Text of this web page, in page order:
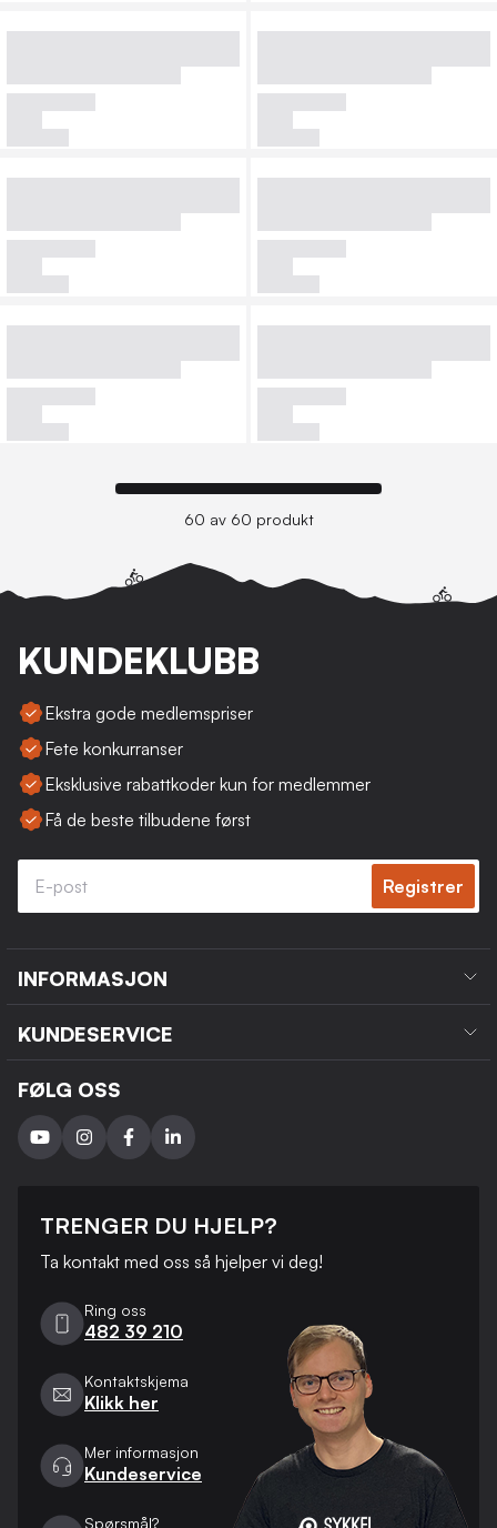
60 av 60 produkt
KUNDEKLUBB
Ekstra gode medlemspriser
Fete konkurranser
Eksklusive rabattkoder kun for medlemmer
Få de beste tilbudene først
Registrer
INFORMASJON
KUNDESERVICE
FØLG OSS
TRENGER DU HJELP?
Ta kontakt med oss ​​så hjelper vi deg!
Ring oss
482 39 210
Kontaktskjema
Klikk her
Mer informasjon
Kundeservice
Spørsmål?